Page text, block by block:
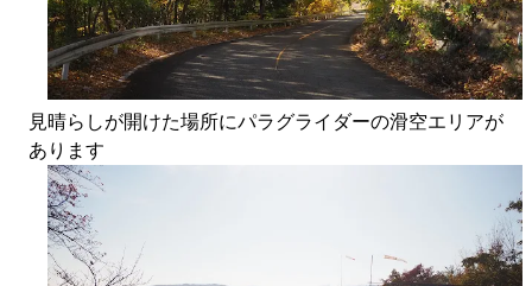
見晴らしが開けた場所にパラグライダーの滑空エリアが
あります